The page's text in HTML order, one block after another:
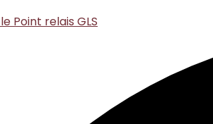
Point relais GLS